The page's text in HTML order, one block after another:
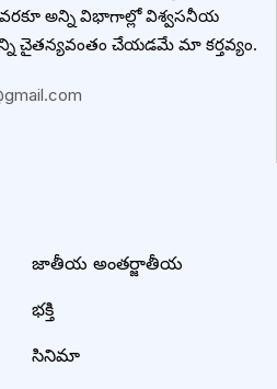
అన్ని విభాగాల్లో విశ్వసనీయ
చైతన్యవంతం చేయడమే మా కర్తవ్యం.
జాతీయ అంతర్జాతీయ
భక్తి
సినిమా